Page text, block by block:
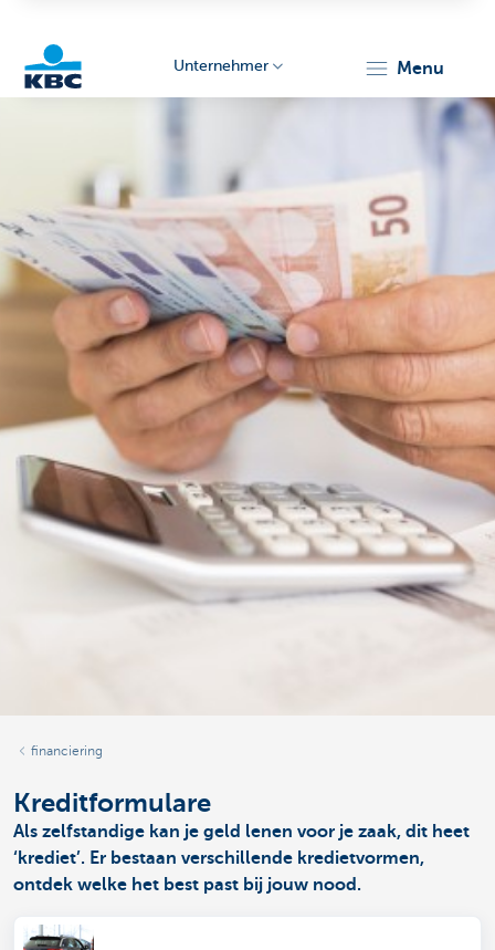
Unternehmer
Unternehmer menu
financiering
Kreditformulare
Als zelfstandige kan je geld lenen voor je zaak, dit heet
‘krediet’. Er bestaan verschillende kredietvormen,
ontdek welke het best past bij jouw nood.